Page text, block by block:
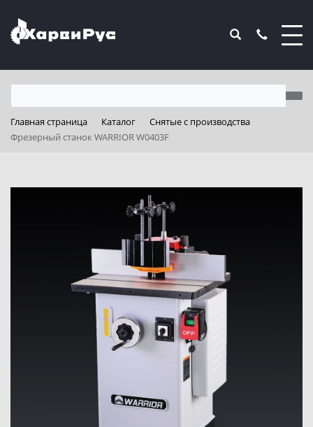
Главная страница Каталог
Снятые с производства
Фрезерный станок WARRIOR W0403F